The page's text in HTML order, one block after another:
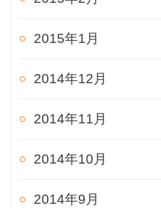
2015年1月
2014年12月
2014年11月
2014年10月
2014年9月